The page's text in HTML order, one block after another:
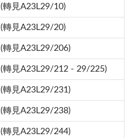
(轉見A23L29/10)
(轉見A23L29/20)
(轉見A23L29/206)
(轉見A23L29/212 - 29/225)
(轉見A23L29/231)
(轉見A23L29/238)
(轉見A23L29/244)